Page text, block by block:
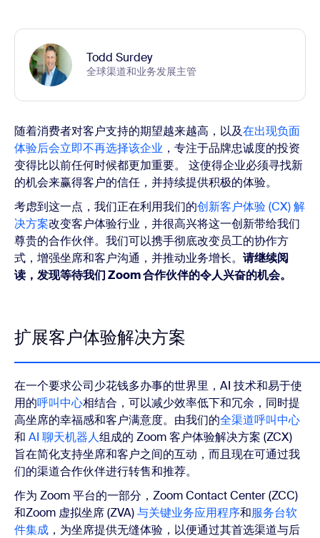
Todd Surdey
全球渠道和业务发展主管
随着消费者对客户支持的期望越来越高，以及在出现负面
体验后会立即不再选择该企业 ，专注于品牌忠诚度的投资
变得比以前任何时候都更加重要。 这使得企业必须寻找新
的机会来赢得客户的信任，并持续提供积极的体验。
考虑到这一点，我们正在利用我们的创新客户体验 (CX) 解
决方案改变客户体验行业，并很高兴将这一创新带给我们
尊贵的合作伙伴。我们可以携手彻底改变员工的协作方
式，增强坐席和客户沟通，并推动业务增长。 请继续阅
读，发现等待我们 Zoom 合作伙伴的令人兴奋的机会。
扩展客户体验解决方案
在一个要求公司少花钱多办事的世界里，AI 技术和易于使
用的呼叫中心相结合，可以减少效率低下和冗余，同时提
高坐席的幸福感和客户满意度。由我们的全渠道呼叫中心
和 AI 聊天机器人组成的 Zoom 客户体验解决方案 (ZCX)
旨在简化支持坐席和客户之间的互动，而且现在可通过我
们的渠道合作伙伴进行转售和推荐。
作为 Zoom 平台的一部分，Zoom Contact Center (ZCC)
和Zoom 虚拟坐席 (ZVA)与关键业务应用程序和服务台软
件集成 ，为坐席提供无缝体验，以便通过其首选渠道与后